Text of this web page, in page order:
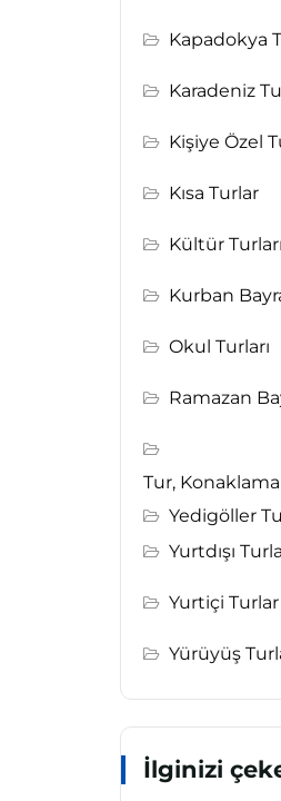
Kapadokya
Karadeniz
Kişiye Özel
Kısa Turlar
Kültür Turları
Kurban
Okul Turları
Ramazan
Tur,
Yedigöller
Yurtdışı
Yurtiçi Turlar
Yürüyüş
İlginizi